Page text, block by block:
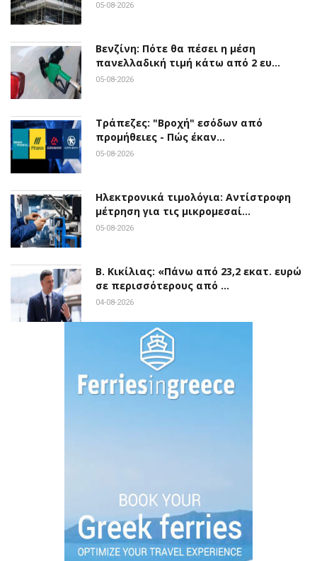
05-08-2026
Βενζίνη: Πότε θα πέσει η μέση
πανελλαδική τιμή κάτω από 2 ευ…
05-08-2026
Τράπεζες: "Βροχή" εσόδων από
προμήθειες - Πώς έκαν…
05-08-2026
Ηλεκτρονικά τιμολόγια: Αντίστροφη
μέτρηση για τις μικρομεσαί…
05-08-2026
Β. Κικίλιας: «Πάνω από 23,2 εκατ. ευρώ
σε περισσότερους από …
04-08-2026